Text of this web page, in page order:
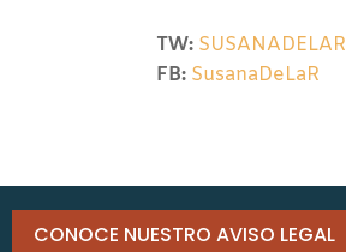
TW: SUSANADELAR
FB: SusanaDeLaR
CONOCE NUESTRO AVISO LEGAL